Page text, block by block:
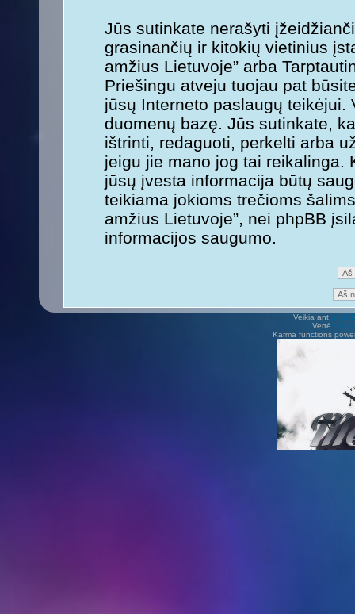
Jūs sutinkate nerašyti
grasinančių ir kitokių vietinius
amžius Lietuvoje” arba
Priešingu atveju tuojau pat
jūsų Interneto paslaugų
duomenų bazę. Jūs sutinkate,
ištrinti, redaguoti, perkelti arba
jeigu jie mano jog tai reikalinga.
jūsų įvesta informacija būtų
teikiama jokioms trečioms
amžius Lietuvoje”, nei phpBB
informacijos saugumo.
Veikia ant
Vertė Vilius
Karma functions